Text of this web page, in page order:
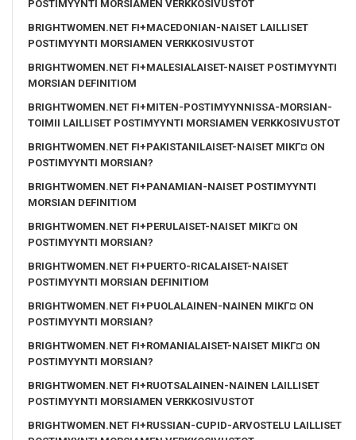
POSTIMYYNTI MORSIAMEN VERKKOSIVUSTOT
BRIGHTWOMEN.NET FI+MACEDONIAN-NAISET LAILLISET
POSTIMYYNTI MORSIAMEN VERKKOSIVUSTOT
BRIGHTWOMEN.NET FI+MALESIALAISET-NAISET POSTIMYYNTI
MORSIAN DEFINITIOM
BRIGHTWOMEN.NET FI+MITEN-POSTIMYYNNISSA-MORSIAN-
TOIMII LAILLISET POSTIMYYNTI MORSIAMEN VERKKOSIVUSTOT
BRIGHTWOMEN.NET FI+PAKISTANILAISET-NAISET MIKГ¤ ON
POSTIMYYNTI MORSIAN?
BRIGHTWOMEN.NET FI+PANAMIAN-NAISET POSTIMYYNTI
MORSIAN DEFINITIOM
BRIGHTWOMEN.NET FI+PERULAISET-NAISET MIKГ¤ ON
POSTIMYYNTI MORSIAN?
BRIGHTWOMEN.NET FI+PUERTO-RICALAISET-NAISET
POSTIMYYNTI MORSIAN DEFINITIOM
BRIGHTWOMEN.NET FI+PUOLALAINEN-NAINEN MIKГ¤ ON
POSTIMYYNTI MORSIAN?
BRIGHTWOMEN.NET FI+ROMANIALAISET-NAISET MIKГ¤ ON
POSTIMYYNTI MORSIAN?
BRIGHTWOMEN.NET FI+RUOTSALAINEN-NAINEN LAILLISET
POSTIMYYNTI MORSIAMEN VERKKOSIVUSTOT
BRIGHTWOMEN.NET FI+RUSSIAN-CUPID-ARVOSTELU LAILLISET